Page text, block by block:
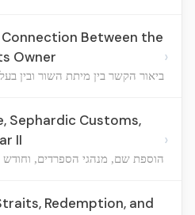
Between the
Owner
ביאור הקשר בין מיתת השור ובין
›
Sephardic Customs,
II
הוספת שם, מנהגי הספרדים,
›
Redemption, and